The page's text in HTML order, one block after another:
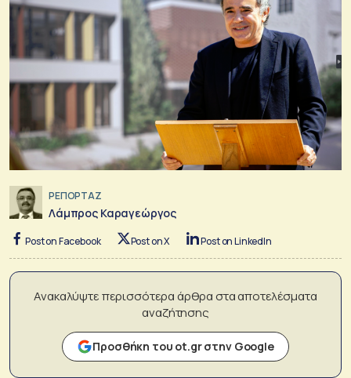
ΡΕΠΟΡΤΑΖ
Λάμπρος Καραγεώργος
Post on Facebook Post on X Post on LinkedIn
Ανακαλύψτε περισσότερα άρθρα στα αποτελέσματα
αναζήτησης
Προσθήκη του ot.gr στην Google